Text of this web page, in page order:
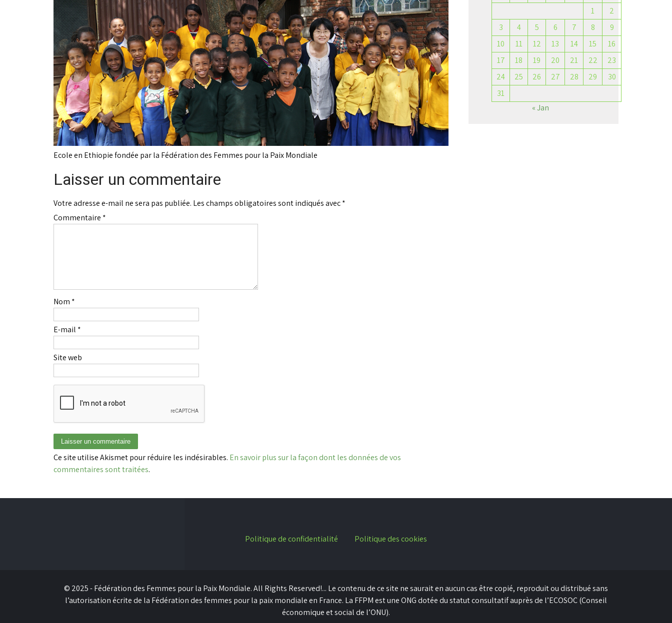
Ecole en Ethiopie fondée par la Fédération des Femmes pour la Paix Mondiale
Laisser un commentaire
Votre adresse e-mail ne sera pas publiée. Les champs obligatoires sont indiqués avec*
Commentaire *
Nom *
E-mail *
Site web
Ce site utilise Akismet pour réduire les indésirables. En savoir plus sur la façon dont les données de vos
commentaires sont traitées.
1
2
3
4 5 6 7 8
9
10
11 12 13 14 15
16
17
18 19 20 21 22
23
24
25 26 27 28 29
30
31
« Jan
Politique de confidentialité Politique des cookies
© 2025 - Fédération des Femmes pour la Paix Mondiale. All Rights Reserved!... Le contenu de ce site ne saurait en aucun cas être copié, reproduit ou distribué sans
l’autorisation écrite de la Fédération des femmes pour la paix mondiale en France. La FFPM est une ONG dotée du statut consultatif auprès de l’ECOSOC (Conseil
économique et social de l’ONU).